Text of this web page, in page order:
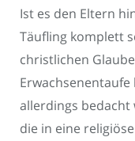
Ist es den Eltern
Täufling komplett
christlichen
allerdings bedacht
die in eine